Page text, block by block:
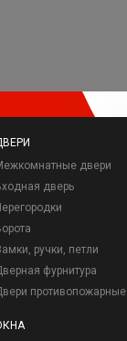
двери
дверь
ручки, петли
фурнитура
противопожарные